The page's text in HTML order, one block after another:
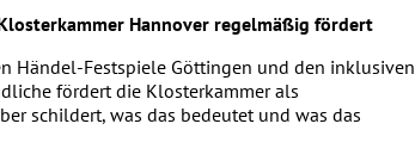
Hannover regelmäßig fördert
Händel-Festspiele Göttingen und den inklusiven
fördert die Klosterkammer als
schildert, was das bedeutet und was das